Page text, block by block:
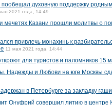
пообещал духовную поддержку
2021 года, 14:49
мечетях Казани прошли молитвы о
привлечь монахинь к
11 мая 2021 года, 14:44
для туристов и паломников 15
Надежды и Любови на юге Москвы
в Петербурге за закладку
Онуфрий совершил литию в центре